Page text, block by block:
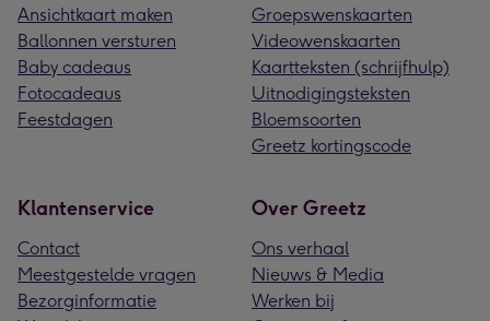
Ansichtkaart maken
Ballonnen versturen
Baby cadeaus
Fotocadeaus
Feestdagen
Groepswenskaarten
Videowenskaarten
Kaartteksten (schrijfhulp)
Uitnodigingsteksten
Bloemsoorten
Greetz kortingscode
Klantenservice
Contact
Meestgestelde vragen
Bezorginformatie
Over Greetz
Ons verhaal
Nieuws & Media
Werken bij